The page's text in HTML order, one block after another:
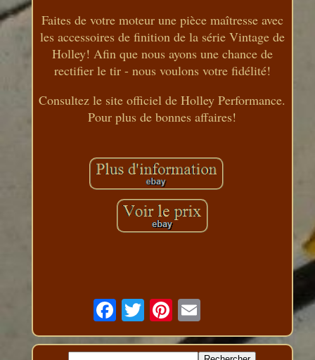
Faites de votre moteur une pièce maîtresse avec
les accessoires de finition de la série Vintage de
Holley! Afin que nous ayons une chance de
rectifier le tir - nous voulons votre fidélité!
Consultez le site officiel de Holley Performance.
Pour plus de bonnes affaires!